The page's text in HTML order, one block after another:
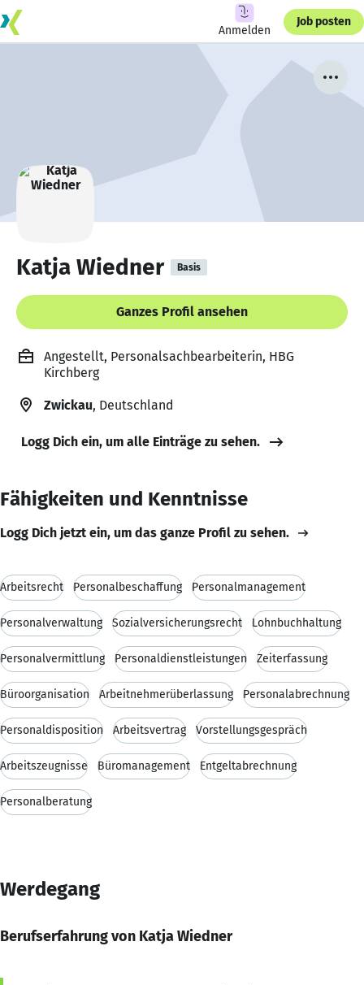
Anmelden
Job posten
Katja Wiedner Basis
Ganzes Profil ansehen
Angestellt, Personalsachbearbeiterin, HBG
Kirchberg
Zwickau, Deutschland
Logg Dich ein, um alle Einträge zu sehen.
Fähigkeiten und Kenntnisse
Logg Dich jetzt ein, um das ganze Profil zu sehen.
Arbeitsrecht Personalbeschaffung Personalmanagement
Personalverwaltung Sozialversicherungsrecht Lohnbuchhaltung
Personalvermittlung Personaldienstleistungen Zeiterfassung
Büroorganisation Arbeitnehmerüberlassung Personalabrechnung
Personaldisposition Arbeitsvertrag Vorstellungsgespräch
Arbeitszeugnisse Büromanagement Entgeltabrechnung
Personalberatung
Werdegang
Berufserfahrung von Katja Wiedner